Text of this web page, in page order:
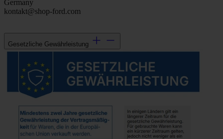
Germany
kontakt@shop-ford.com
Gesetzliche Gewährleistung